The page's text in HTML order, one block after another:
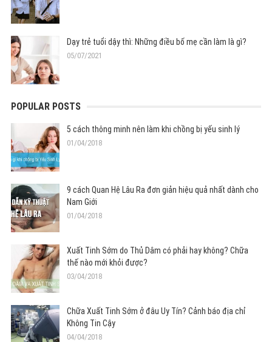
Dạy trẻ tuổi dậy thì: Những điều bố mẹ cần làm là gì?
05/07/2021
POPULAR POSTS
5 cách thông minh nên làm khi chồng bị yếu sinh lý
01/04/2018
9 cách Quan Hệ Lâu Ra đơn giản hiệu quả nhất dành cho
Nam Giới
01/04/2018
Xuất Tinh Sớm do Thủ Dâm có phải hay không? Chữa
thế nào mới khỏi được?
03/04/2018
Chữa Xuất Tinh Sớm ở đâu Uy Tín? Cảnh báo địa chỉ
Không Tin Cậy
04/04/2018